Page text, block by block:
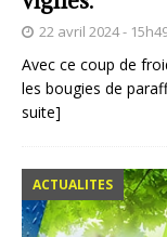
22 avril 2024 -
Avec ce coup de
les bougies de
suite]
ACTUALITES